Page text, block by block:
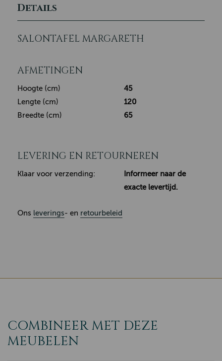
Details
SALONTAFEL MARGARETH
AFMETINGEN
Hoogte (cm)
45
Lengte (cm)
120
Breedte (cm)
65
LEVERING EN RETOURNEREN
Klaar voor verzending:
Informeer naar de
exacte levertijd.
Ons leverings- en retourbeleid
COMBINEER MET DEZE
MEUBELEN